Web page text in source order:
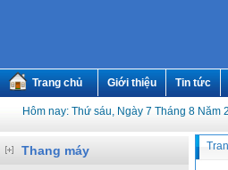
Trang chủ Giới thiệu Tin tức
Hôm nay: Thứ sáu, Ngày 7 Tháng 8 Năm
Thang máy